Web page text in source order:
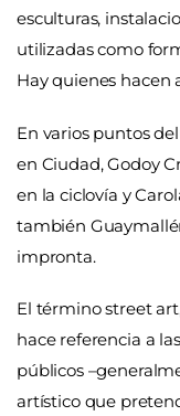
esculturas,
utilizadas como
Hay quienes hacen
En varios puntos
en Ciudad, Godoy
en la ciclovía y
también
impronta.
El término street
hace referencia a
públicos
artístico que